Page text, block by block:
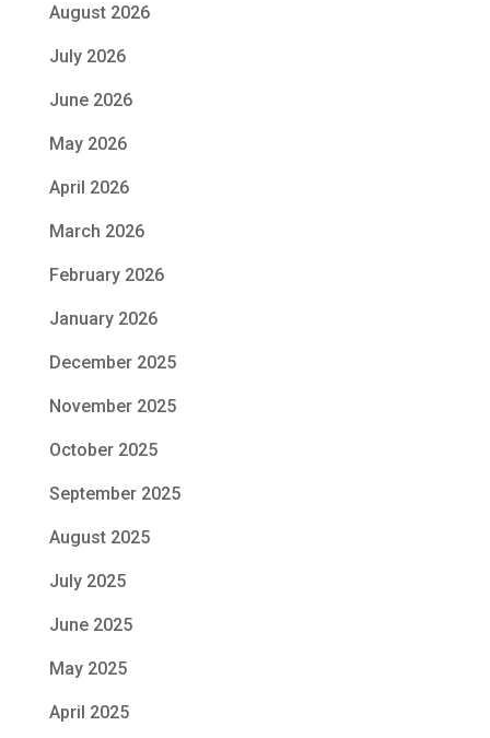
August 2026
July 2026
June 2026
May 2026
April 2026
March 2026
February 2026
January 2026
December 2025
November 2025
October 2025
September 2025
August 2025
July 2025
June 2025
May 2025
April 2025